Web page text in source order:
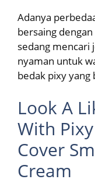
Adanya
bersaing
sedang mencari
nyaman untuk
bedak pixy yang
Look A
With
Cover
Cream